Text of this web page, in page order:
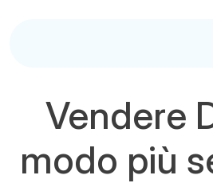
Vendere
modo più